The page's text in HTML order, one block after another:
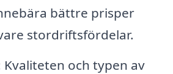
bättre prisper
stordriftsfördelar.
och typen av